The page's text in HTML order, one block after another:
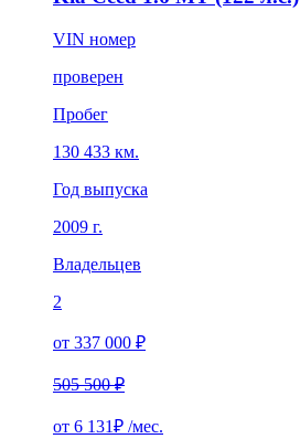
VIN номер
проверен
Пробег
130 433 км.
Год выпуска
2009 г.
Владельцев
2
от 337 000 ₽
505 500 ₽
от 6 131₽ /мес.